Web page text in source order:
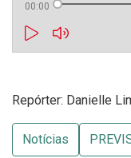
00:00
Repórter: Danielle
Notícias